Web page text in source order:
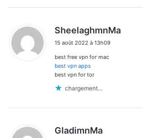
SheelaghmnMa
15 août 2022 à 13h09
best free vpn for mac
best vpn apps
best vpn for tor
chargement…
GladimnMa